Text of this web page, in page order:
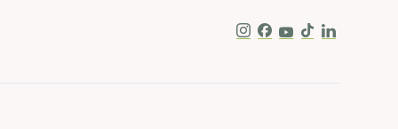
Instagram
Facebook
Youtube
Tik TokLinkedIn